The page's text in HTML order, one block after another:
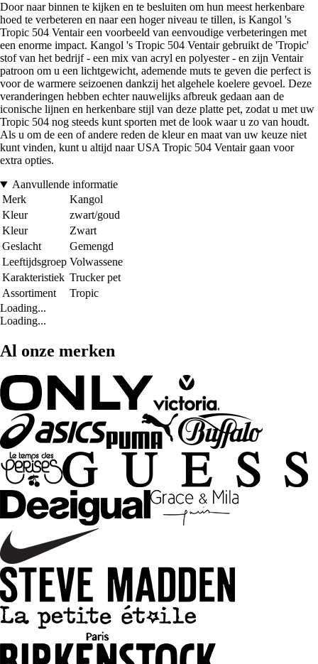
Door naar binnen te kijken en te besluiten om hun meest herkenbare
hoed te verbeteren en naar een hoger niveau te tillen, is Kangol 's
Tropic 504 Ventair een voorbeeld van eenvoudige verbeteringen met
een enorme impact. Kangol 's Tropic 504 Ventair gebruikt de 'Tropic'
stof van het bedrijf - een mix van acryl en polyester - en zijn Ventair
patroon om u een lichtgewicht, ademende muts te geven die perfect is
voor de warmere seizoenen dankzij het algehele koelere gevoel. Deze
veranderingen hebben echter nauwelijks afbreuk gedaan aan de
iconische lijnen en herkenbare stijl van deze platte pet, zodat u met uw
Tropic 504 nog steeds kunt sporten met de look waar u zo van houdt.
Als u om de een of andere reden de kleur en maat van uw keuze niet
kunt vinden, kunt u altijd naar USA Tropic 504 Ventair gaan voor
extra opties.
Aanvullende informatie
Merk
Kangol
Kleur
zwart/goud
Kleur
Zwart
Geslacht
Gemengd
Leeftijdsgroep Volwassene
Karakteristiek Trucker pet
Assortiment
Tropic
Loading...
Loading...
Al onze merken